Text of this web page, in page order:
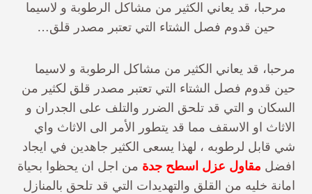
مرحبا، قد يعاني الكثير من مشاكل الرطوبة و لاسيما
حين قدوم فصل الشتاء التي تعتبر مصدر قلق…
مرحبا، قد يعاني الكثير من مشاكل الرطوبة و لاسيما
حين قدوم فصل الشتاء التي تعتبر مصدر قلق لكثير من
السكان و التي قد تلحق الضرر والتلف على الجدران و
الاثاث او الاسقف مما قد يتطور الأمر الى الاثاث واي
شي قابل لرطوبه ، لهذا يسعى الكثير جاهدين في ايجاد
افضل مقاول عزل اسطح جدة من اجل ان يحظوا بحياة
امانة خليه من القلق والتهديدات التي قد تلحق بالمنازل